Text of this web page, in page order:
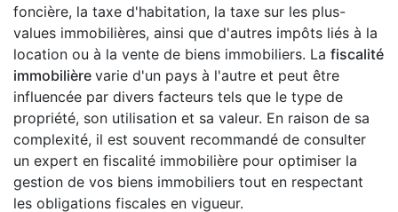
foncière, la taxe d'habitation, la taxe sur les plus-
values immobilières, ainsi que d'autres impôts liés à la
location ou à la vente de biens immobiliers. La fiscalité
immobilière varie d'un pays à l'autre et peut être
influencée par divers facteurs tels que le type de
propriété, son utilisation et sa valeur. En raison de sa
complexité, il est souvent recommandé de consulter
un expert en fiscalité immobilière pour optimiser la
gestion de vos biens immobiliers tout en respectant
les obligations fiscales en vigueur.